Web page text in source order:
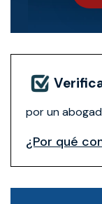
por un
¿Por qué